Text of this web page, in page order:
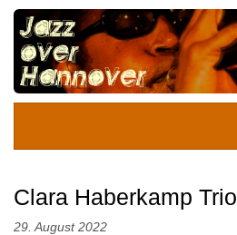
Clara Haberkamp Trio
29. August 2022